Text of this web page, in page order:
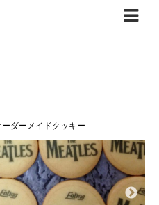
ダーメイドクッキー